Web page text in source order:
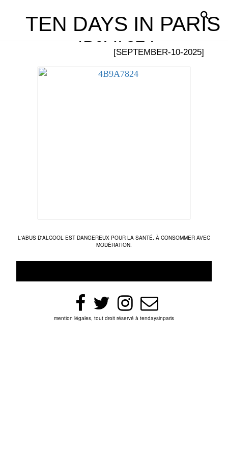
TEN DAYS IN PARIS
4B9A7824
[SEPTEMBER-10-2025]
L'ABUS D'ALCOOL EST DANGEREUX POUR LA SANTÉ. À CONSOMMER AVEC
MODÉRATION.
mention légales, tout droit réservé à tendaysinparis